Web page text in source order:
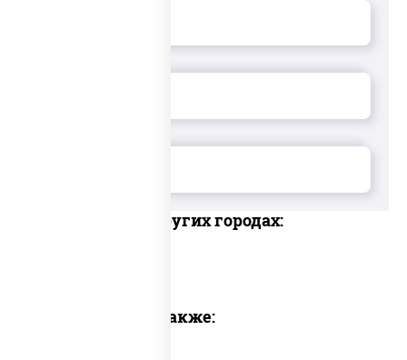
Доставка в других городах:
Предлагаем также: